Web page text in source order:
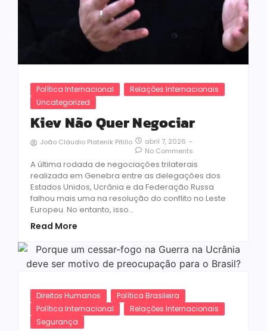
Política Internacional
Relações Internacionais
Uncategorized
Kiev Não Quer Negociar
João Cláudio Platenik Pitillo abril 7, 2026 -
No Comments
A última rodada de negociações trilaterais
realizada em Genebra entre as delegações dos
Estados Unidos, Ucrânia e da Federação Russa
falhou mais uma na resolução do conflito no Leste
Europeu. No entanto, isso...
Read More
Direitos Humanos
Política Brasileira
Política Internacional
Relações Internacionais
Segurança